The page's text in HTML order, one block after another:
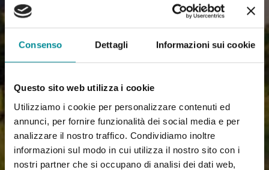
Consenso Dettagli Informazioni sui cookie
Questo sito web utilizza i cookie
Utilizziamo i cookie per personalizzare contenuti ed
annunci, per fornire funzionalità dei social media e per
analizzare il nostro traffico. Condividiamo inoltre
informazioni sul modo in cui utilizza il nostro sito con i
nostri partner che si occupano di analisi dei dati web,